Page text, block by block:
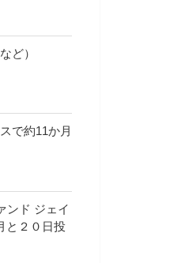
ど）
で約11か月
ンド ジェイ
と２０日投